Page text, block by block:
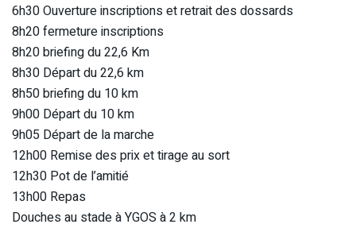
6h30 Ouverture inscriptions et retrait des dossards
8h20 fermeture inscriptions
8h20 briefing du 22,6 Km
8h30 Départ du 22,6 km
8h50 briefing du 10 km
9h00 Départ du 10 km
9h05 Départ de la marche
12h00 Remise des prix et tirage au sort
12h30 Pot de l’amitié
13h00 Repas
Douches au stade à YGOS à 2 km